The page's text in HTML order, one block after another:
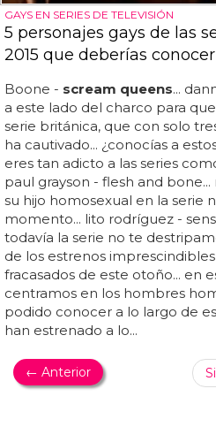
GAYS EN SERIES DE TELEVISIÓN
5 personajes gays de las
2015 que deberías conocer
Boone - scream queens...
a este lado del charco para
serie británica, que con solo
ha cautivado... ¿conocías a
eres tan adicto a las series
paul grayson - flesh and
su hijo homosexual en la serie
momento... lito rodríguez -
todavía la serie no te
de los estrenos
fracasados de este otoño... en
centramos en los hombres
podido conocer a lo largo de
han estrenado a lo...
← Anterior